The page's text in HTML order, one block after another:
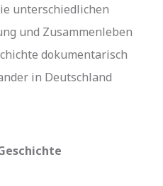
unterschiedlichen
und Zusammenleben
dokumentarisch
in Deutschland